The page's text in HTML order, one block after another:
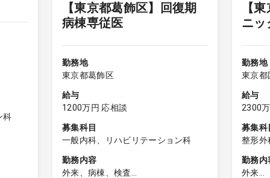
科
【東京都葛飾区】回復期
病棟専従医
勤務地
東京都葛飾区
給与
1200万円 応相談
募集科目
一般内科、リハビリテーション科
勤務内容
外来、病棟、検査
当直な
オンコ
【
ニッ
勤務地
東京都
給与
2300
募集科
整形外
勤務内
外来